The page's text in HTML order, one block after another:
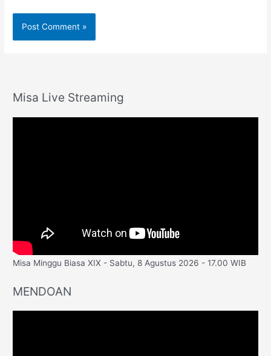
Misa Live Streaming
Misa Minggu Biasa XIX - Sabtu, 8 Agustus 2026 - 17.00 WIB
MENDOAN